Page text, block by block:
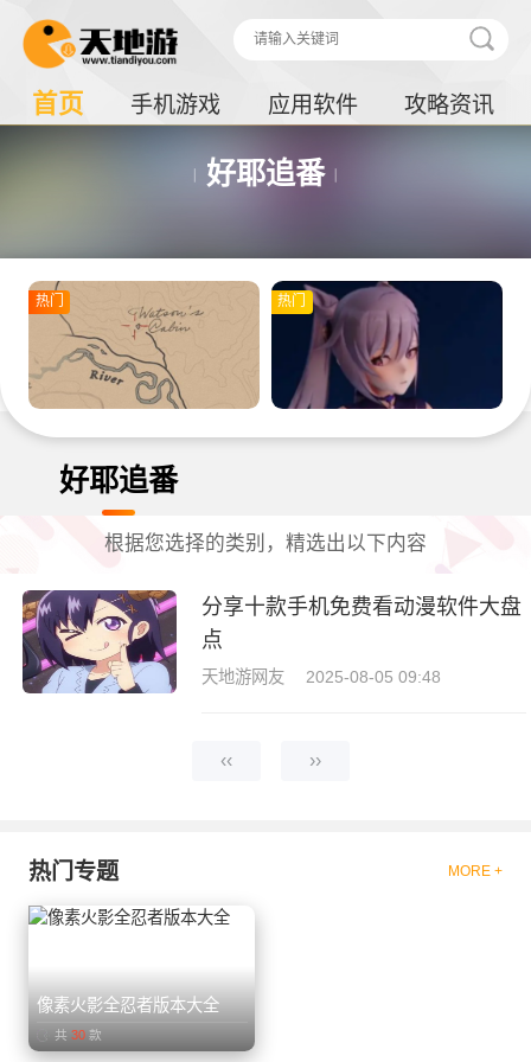
首页 手机游戏 应用软件 攻略资讯
好耶追番
热门 热门
好耶追番
根据您选择的类别，精选出以下内容
分享十款手机免费看动漫软件大盘
点
天地游网友 2025-08-05 09:48
‹‹ ››
热门专题 MORE +
像素火影全忍者版本大全
共 30 款